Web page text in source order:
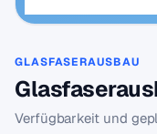
GLASFASERAUSBAU
Verfügbarkeit und